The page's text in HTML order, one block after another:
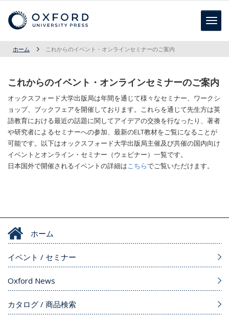
ホーム これからのイベント・オンラインセミナーのご案内
これからのイベント・オンラインセミナーのご案内
オックスフォード大学出版局は年間を通じて様々なセミナー、ワークシ
ョップ、ブックフェアを開催しております。これらを通じて先生方は英
語教育における最近の話題に関してアイデアの交換を行なったり、著者
や研究者によるセミナーへの参加、最新のELT教材をご覧になることが
可能です。以下はオックスフォード大学出版局主催及び共催の国内向け
イベントとオンライン・セミナー（ウェビナー）一覧です。
日本国外で開催されるイベントの詳細はこちらでご覧いただけます。
ホーム
イベント / セミナー
Oxford News
カタログ / 商品検索